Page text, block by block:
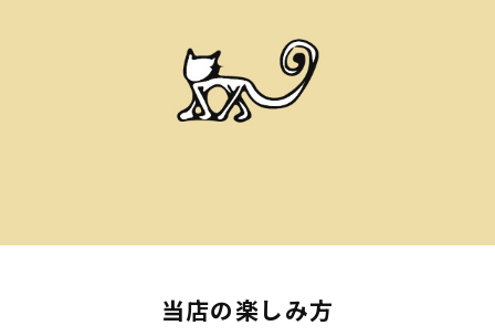
当店の楽しみ方